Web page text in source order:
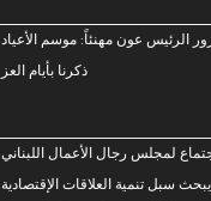
الرئيس عون مهنئاً: موسم الأعياد
ذكرنا بأيام العز
لمجلس رجال الأعمال اللبناني
سبل تنمية العلاقات الإقتصادية